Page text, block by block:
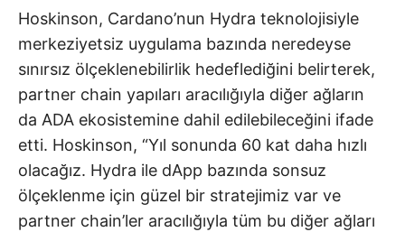
Hoskinson, Cardano’nun Hydra teknolojisiyle
merkeziyetsiz uygulama bazında neredeyse
sınırsız ölçeklenebilirlik hedeflediğini belirterek,
partner chain yapıları aracılığıyla diğer ağların
da ADA ekosistemine dahil edilebileceğini ifade
etti. Hoskinson, “Yıl sonunda 60 kat daha hızlı
olacağız. Hydra ile dApp bazında sonsuz
ölçeklenme için güzel bir stratejimiz var ve
partner chain’ler aracılığıyla tüm bu diğer ağları